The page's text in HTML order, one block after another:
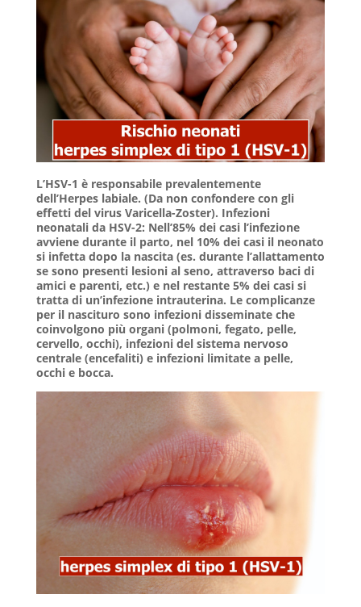
L’HSV-1 è responsabile prevalentemente
dell’Herpes labiale. (Da non confondere con gli
effetti del virus Varicella-Zoster). Infezioni
neonatali da HSV-2: Nell’85% dei casi l’infezione
avviene durante il parto, nel 10% dei casi il neonato
si infetta dopo la nascita (es. durante l’allattamento
se sono presenti lesioni al seno, attraverso baci di
amici e parenti, etc.) e nel restante 5% dei casi si
tratta di un’infezione intrauterina. Le complicanze
per il nascituro sono infezioni disseminate che
coinvolgono più organi (polmoni, fegato, pelle,
cervello, occhi), infezioni del sistema nervoso
centrale (encefaliti) e infezioni limitate a pelle,
occhi e bocca.